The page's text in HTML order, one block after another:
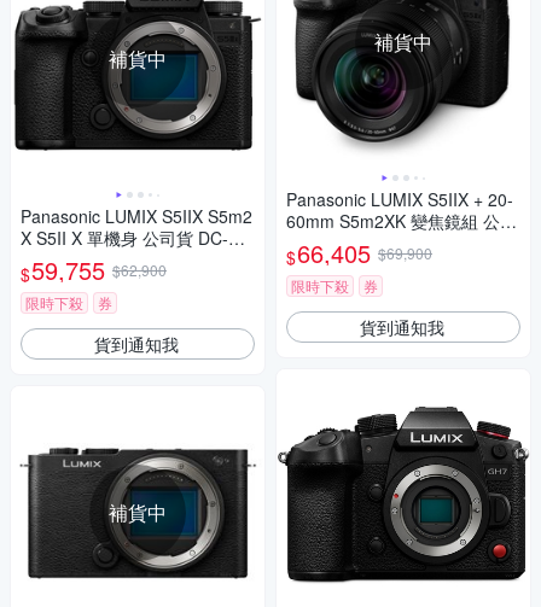
補貨中
Panasonic LUMIX S5IIX S5m2
X S5II X 單機身 公司貨 DC-S5
M2X
$59,755 $62,900
限時下殺
券
貨到通知我
補貨中
補貨中
Panasonic LUMIX S5IIX + 20-
60mm S5m2XK 變焦鏡組 公司
貨 DC-S5M2XK
$66,405 $69,900
限時下殺
券
貨到通知我